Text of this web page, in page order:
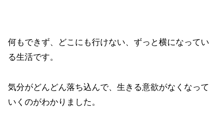
何もできず、どこにも行けない、ずっと横になってい
る生活です。
気分がどんどん落ち込んで、生きる意欲がなくなって
いくのがわかりました。